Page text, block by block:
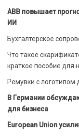
ABB повышает
ИИ
Бухгалтерское
Что такое
краткое пособие для
Ремувки с логотипом
В Германии
для бизнеса
European Union